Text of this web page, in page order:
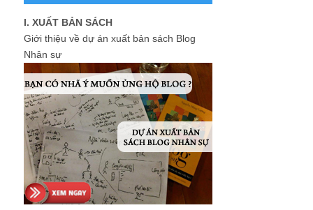
I. XUẤT BẢN SÁCH
Giới thiệu về dự án xuất bản sách Blog
Nhân sự